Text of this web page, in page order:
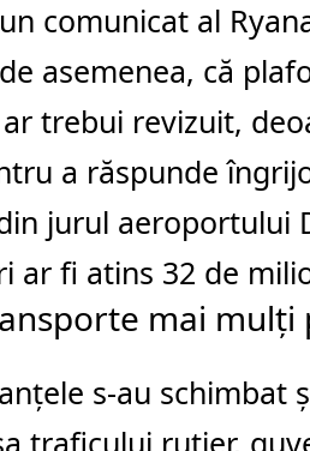
comunicat al
asemenea, că
trebui revizuit,
a răspunde
jurul aeroportului
ar fi atins 32 de
mai mulți
s-au schimbat
traficului rutier,